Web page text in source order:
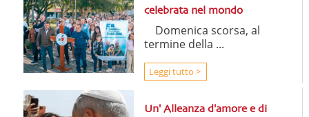
celebrata nel mondo
Domenica scorsa, al
termine della ...
Leggi tutto >
Un' Alleanza d'amore e di